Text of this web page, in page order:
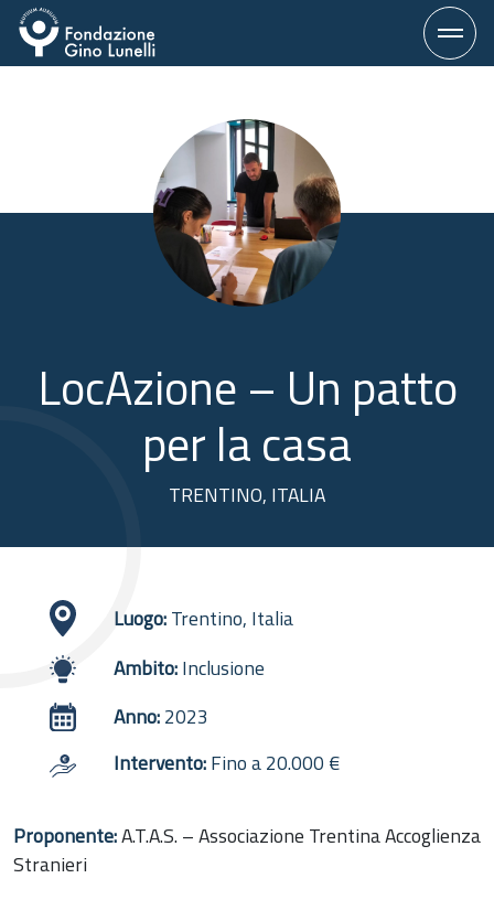
contenuto
LocAzione – Un patto
per la casa
TRENTINO, ITALIA
Proponente:A.T.A.S. – Associazione Trentina Accoglienza
Stranieri
Luogo:Trentino, Italia
Ambito:Inclusione
Anno:2023
Intervento:Fino a 20.000 €